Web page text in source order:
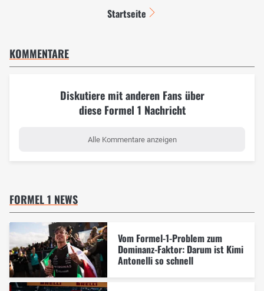
Startseite
KOMMENTARE
Diskutiere mit anderen Fans über
diese Formel 1 Nachricht
Alle Kommentare anzeigen
FORMEL 1 NEWS
Vom Formel-1-Problem zum
Dominanz-Faktor: Darum ist Kimi
Antonelli so schnell